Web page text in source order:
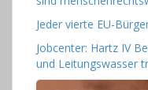
Jeder vierte EU-
Jobcenter: Hartz IV
und Leitungswasser